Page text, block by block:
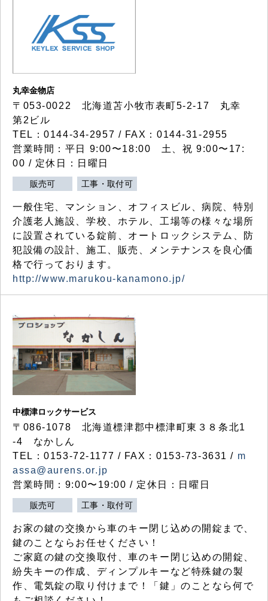
丸幸金物店
〒053-0022 北海道苫小牧市表町5-2-17 丸幸
第2ビル
TEL：0144-34-2957 / FAX：0144-31-2955
営業時間：平日 9:00〜18:00 土、祝 9:00〜17:
00 / 定休日：日曜日
販売可 工事・取付可
一般住宅、マンション、オフィスビル、病院、特別
介護老人施設、学校、ホテル、工場等の様々な場所
に設置されている錠前、オートロックシステム、防
犯設備の設計、施工、販売、メンテナンスを良心価
格で行っております。
http://www.marukou-kanamono.jp/
中標津ロックサービス
〒086-1078 北海道標津郡中標津町東３８条北1
-4 なかしん
TEL：0153-72-1177 / FAX：0153-73-3631 / m
assa@aurens.or.jp
営業時間：9:00〜19:00 / 定休日：日曜日
販売可 工事・取付可
お家の鍵の交換から車のキー閉じ込めの開錠まで、
鍵のことならお任せください！
ご家庭の鍵の交換取付、車のキー閉じ込めの開錠、
紛失キーの作成、ディンプルキーなど特殊鍵の製
作、電気錠の取り付けまで！「鍵」のことなら何で